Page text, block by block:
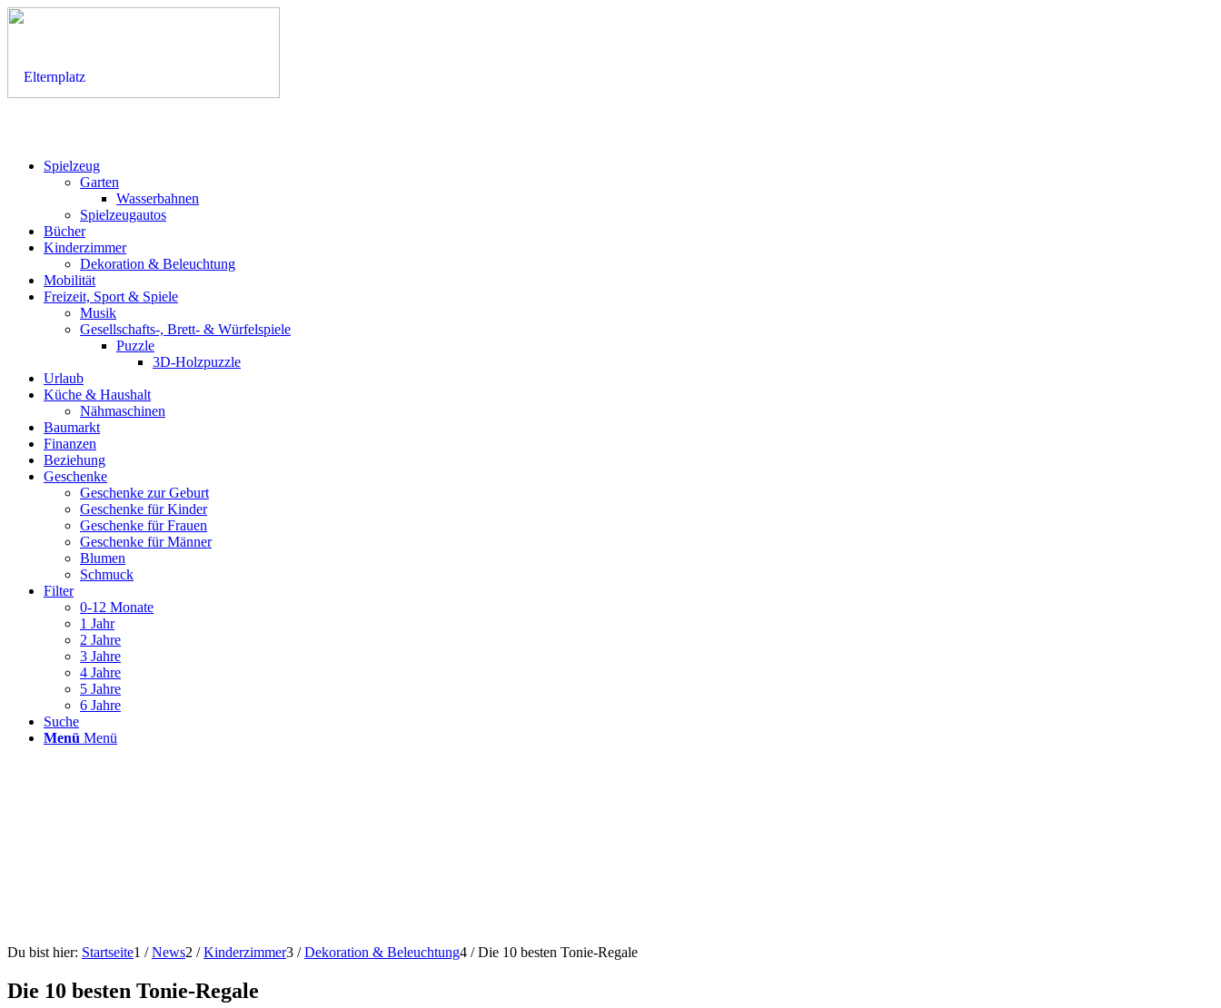
Spielzeug
Garten
Wasserbahnen
Spielzeugautos
Bücher
Kinderzimmer
Dekoration & Beleuchtung
Mobilität
Freizeit, Sport & Spiele
Musik
Gesellschafts-, Brett- & Würfelspiele
Puzzle
3D-Holzpuzzle
Urlaub
Küche & Haushalt
Nähmaschinen
Baumarkt
Finanzen
Beziehung
Geschenke
Geschenke zur Geburt
Geschenke für Kinder
Geschenke für Frauen
Geschenke für Männer
Blumen
Schmuck
Filter
0-12 Monate
1 Jahr
2 Jahre
3 Jahre
4 Jahre
5 Jahre
6 Jahre
Suche
Menü Menü
Du bist hier: Startseite1 / News2 / Kinderzimmer3 / Dekoration & Beleuchtung4 / Die 10 besten Tonie-Regale
Die 10 besten Tonie-Regale